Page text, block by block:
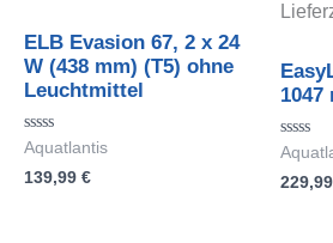
ELB Evasion 67, 2 x 24
W (438 mm) (T5) ohne
Leuchtmittel
Bewertet
mit
0
Aquatlantis
139,99 €
1047
mit
0
229,99